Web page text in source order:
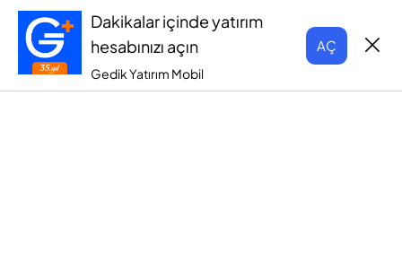
Dakikalar içinde yatırım
hesabınızı açın
Gedik Yatırım Mobil
AÇ